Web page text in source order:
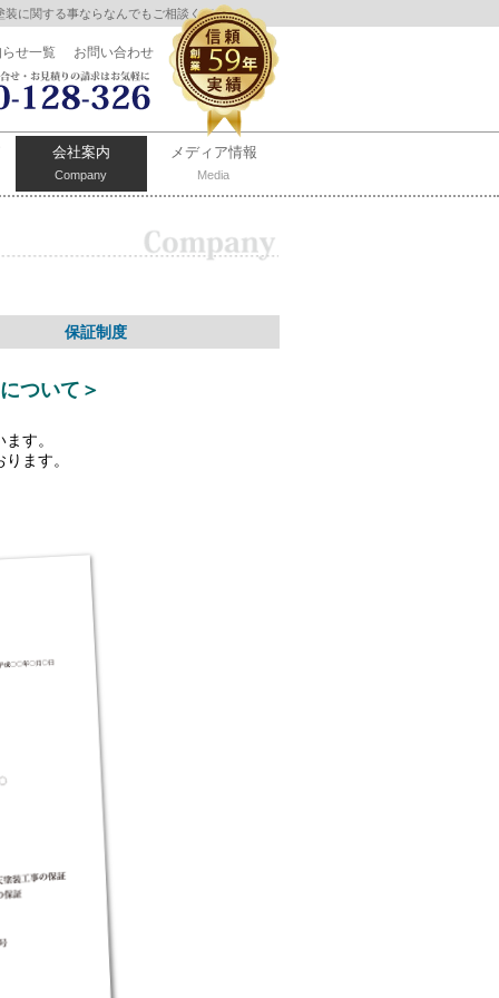
に関する事ならなんでもご相談ください。
お問い合わせ
せ一覧
メディア情報
Media
会社案内
Company
保証制度
ついて＞
す。
ます。